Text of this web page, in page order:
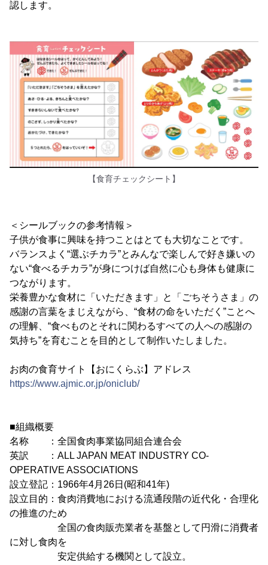
認します。
【食育チェックシート】
＜シールブックの参考情報＞
子供が食事に興味を持つことはとても大切なことです。
バランスよく“選ぶチカラ”とみんなで楽しんで好き嫌いの
ない“食べるチカラ”が身につけば自然に心も身体も健康に
つながります。
栄養豊かな食材に「いただきます」と「ごちそうさま」の
感謝の言葉をまじえながら、“食材の命をいただく”ことへ
の理解、“食べものとそれに関わるすべての人への感謝の
気持ち”を育むことを目的として制作いたしました。
お肉の食育サイト【おにくらぶ】アドレス
https://www.ajmic.or.jp/oniclub/
■組織概要
名称 ：全国食肉事業協同組合連合会
英訳 ：ALL JAPAN MEAT INDUSTRY CO-
OPERATIVE ASSOCIATIONS
設立登記：1966年4月26日(昭和41年)
設立目的：食肉消費地における流通段階の近代化・合理化
の推進のため
全国の食肉販売業者を基盤として円滑に消費者
に対し食肉を
安定供給する機関として設立。